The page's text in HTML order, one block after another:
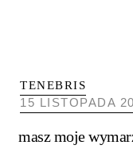
TENEBRIS
15 LISTOPADA
masz moje